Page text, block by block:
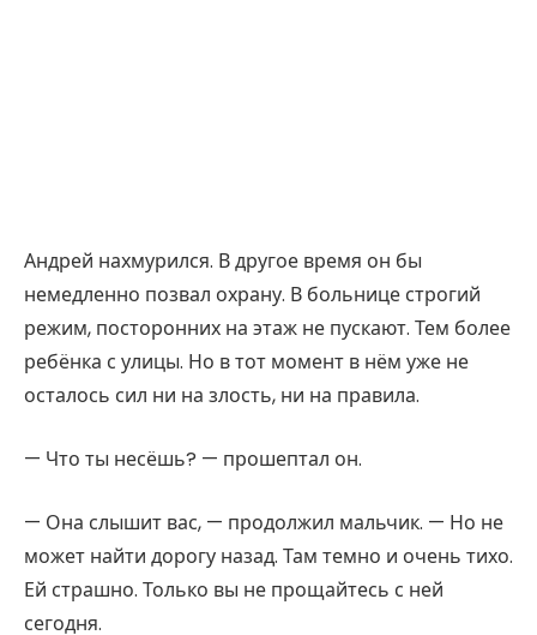
Андрей нахмурился. В другое время он бы
немедленно позвал охрану. В больнице строгий
режим, посторонних на этаж не пускают. Тем более
ребёнка с улицы. Но в тот момент в нём уже не
осталось сил ни на злость, ни на правила.
— Что ты несёшь? — прошептал он.
— Она слышит вас, — продолжил мальчик. — Но не
может найти дорогу назад. Там темно и очень тихо.
Ей страшно. Только вы не прощайтесь с ней
сегодня.